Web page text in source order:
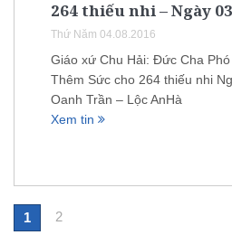
264 thiếu nhi – Ngày
Thứ Năm 04.08.2016
Giáo xứ Chu Hải: Đức Cha
Thêm Sức cho 264 thiếu nhi
Oanh Trần – Lộc AnHà
Xem tin
1 2